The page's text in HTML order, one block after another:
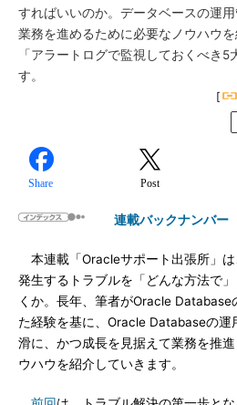
すればいいのか。データベースの運
業務を進めるために必要なノウハウ
「アラートログで監視しておくべき5
す。
[
Share Post
連載バックナンバー
本連載「Oracleサポート出張所」
発生するトラブルを「どんな方法で
くか。長年、筆者がOracle Database
た経験を基に、Oracle Databaseの運
滑に、かつ成長を見据えて業務を推
ウハウを紹介していきます。